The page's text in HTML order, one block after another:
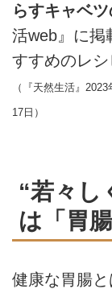
らすキャベ
活web』に掲
すすめのレシ
（『天然生活』
17日）
“若々し
は「胃
健康な胃腸と